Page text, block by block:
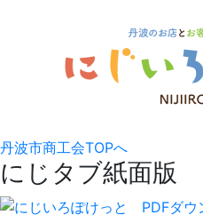
丹波市商工会TOPへ
にじタブ紙面版